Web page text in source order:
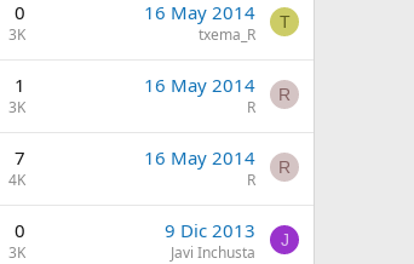
0
3K
16 May 2014
txema_R
T
1
3K
16 May 2014
R
R
7
4K
16 May 2014
R
R
0
3K
9 Dic 2013
Javi Inchusta
J